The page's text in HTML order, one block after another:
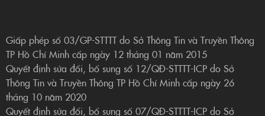
Giấp phép số 03/GP-STTTT do Sở Thông Tin và Truyền Thông
TP Hồ Chí Minh cấp ngày 12 tháng 01 năm 2015
Quyết định sửa đổi, bổ sung số 12/QĐ-STTTT-ICP do Sở
Thông Tin và Truyền Thông TP Hồ Chí Minh cấp ngày 26
tháng 10 năm 2020
Quyết định sửa đổi, bổ sung số 07/QĐ-STTTT-ICP do Sở